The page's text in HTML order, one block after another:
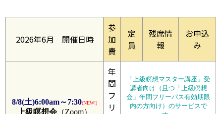
2026年6月 開催日時
参
加
費
定
員
残席情
報
お申込
み
8/8(土)6:00am～7:30(NEW!)
上級瞑想会（Zoom）
年
間
フ
リ
「上級瞑想マスター講座」受
講者向け（且つ「上級瞑想
会」年間フリーパス有効期限
内の方向け）のサービスで